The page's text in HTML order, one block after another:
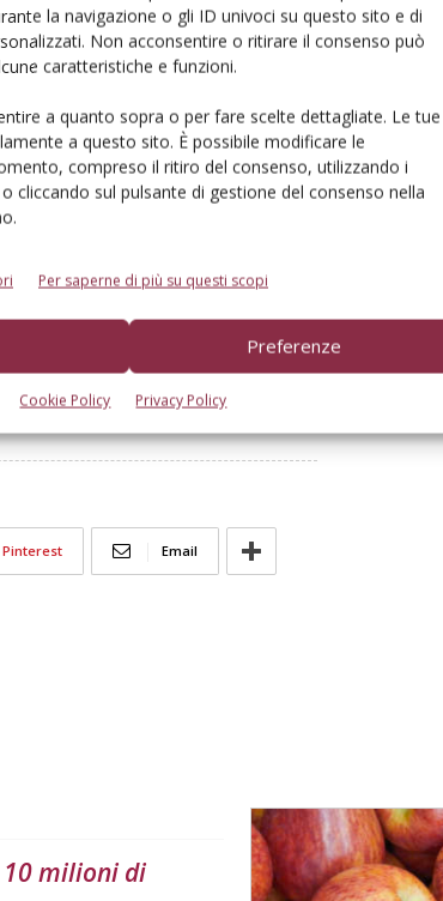
la navigazione o gli ID univoci su questo sito e di
Non acconsentire o ritirare il consenso può
caratteristiche e funzioni.
a quanto sopra o per fare scelte dettagliate. Le tue
a questo sito. È possibile modificare le
compreso il ritiro del consenso, utilizzando i
cliccando sul pulsante di gestione del consenso nella
Per saperne di più su questi scopi
Preferenze
Cookie Policy Privacy Policy
e virtuoso tra ricerca,
Nel segno di questo nuova era,
e accelerazione della
lettori in un momento storico
di ortofloricoltura
Pinterest Email
10 milioni di